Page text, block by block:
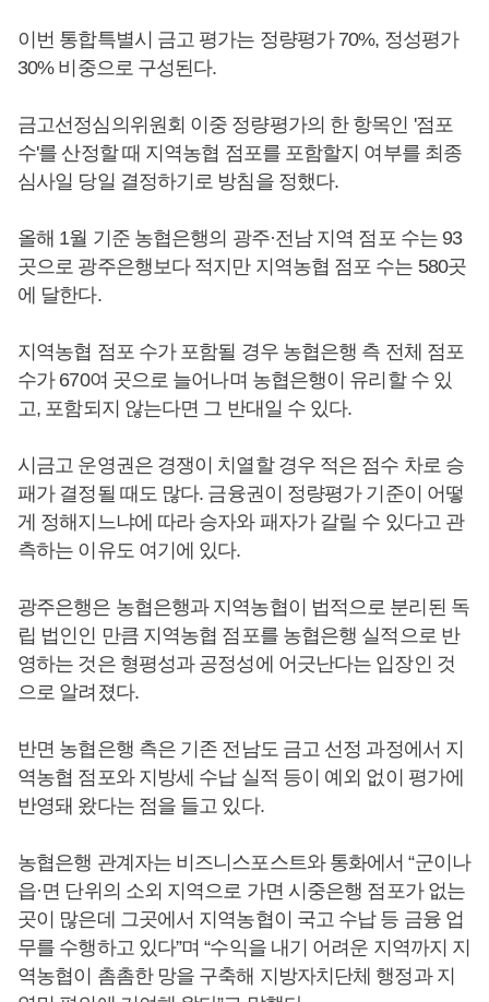
이번 통합특별시 금고 평가는 정량평가 70%, 정성평가
30% 비중으로 구성된다.
금고선정심의위원회 이중 정량평가의 한 항목인 '점포
수'를 산정할 때 지역농협 점포를 포함할지 여부를 최종
심사일 당일 결정하기로 방침을 정했다.
올해 1월 기준 농협은행의 광주·전남 지역 점포 수는 93
곳으로 광주은행보다 적지만 지역농협 점포 수는 580곳
에 달한다.
지역농협 점포 수가 포함될 경우 농협은행 측 전체 점포
수가 670여 곳으로 늘어나며 농협은행이 유리할 수 있
고, 포함되지 않는다면 그 반대일 수 있다.
시금고 운영권은 경쟁이 치열할 경우 적은 점수 차로 승
패가 결정될 때도 많다. 금융권이 정량평가 기준이 어떻
게 정해지느냐에 따라 승자와 패자가 갈릴 수 있다고 관
측하는 이유도 여기에 있다.
광주은행은 농협은행과 지역농협이 법적으로 분리된 독
립 법인인 만큼 지역농협 점포를 농협은행 실적으로 반
영하는 것은 형평성과 공정성에 어긋난다는 입장인 것
으로 알려졌다.
반면 농협은행 측은 기존 전남도 금고 선정 과정에서 지
역농협 점포와 지방세 수납 실적 등이 예외 없이 평가에
반영돼 왔다는 점을 들고 있다.
농협은행 관계자는 비즈니스포스트와 통화에서 “군이나
읍·면 단위의 소외 지역으로 가면 시중은행 점포가 없는
곳이 많은데 그곳에서 지역농협이 국고 수납 등 금융 업
무를 수행하고 있다”며 “수익을 내기 어려운 지역까지 지
역농협이 촘촘한 망을 구축해 지방자치단체 행정과 지